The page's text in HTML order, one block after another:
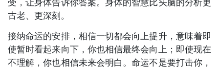
古老、更深刻。
接纳命运的安排，相信一切都会向上提升，意味着即
使暂时看起来向下，你也相信最终会向上；即使现在
不理解，你也相信未来会明白。命运不是要打击你，